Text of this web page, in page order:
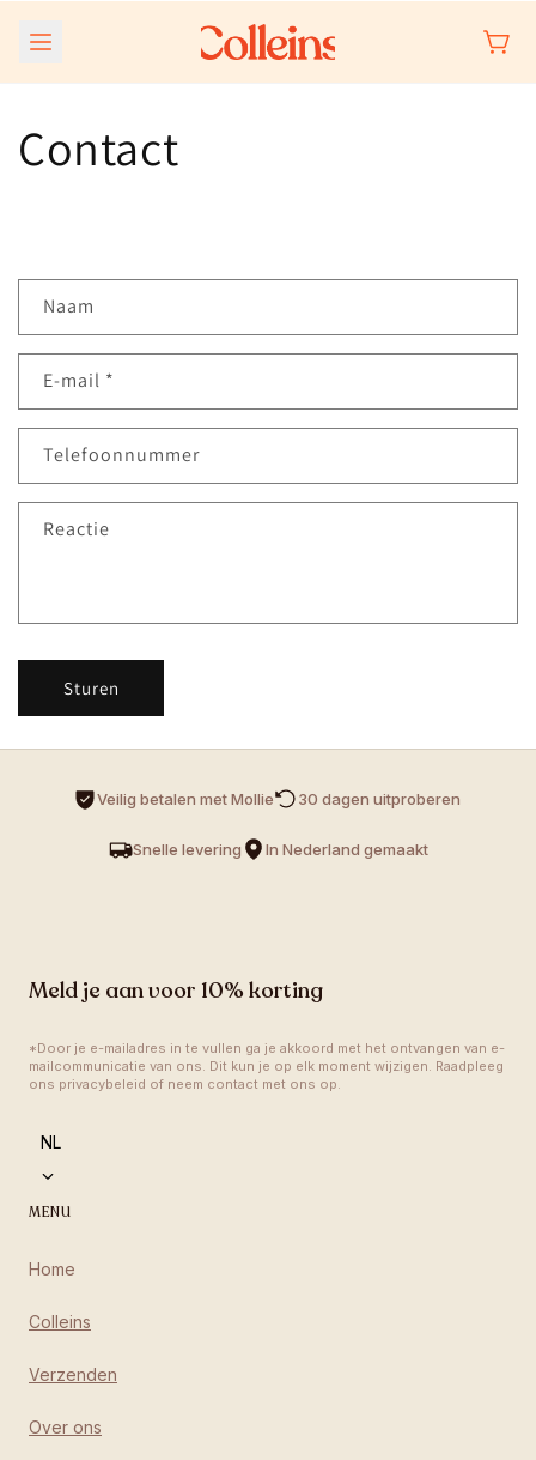
Meteen
content
Contact
n
a
t
f
l
r
Naam
E‑mail *
Telefoonnummer
Reactie
Sturen
Veilig betalen met Mollie 30 dagen uitproberen
Snelle levering In Nederland gemaakt
Meld je aan voor 10% korting
*Door je e-mailadres in te vullen ga je akkoord met het ontvangen van e-
mailcommunicatie van ons. Dit kun je op elk moment wijzigen. Raadpleeg
ons privacybeleid of neem contact met ons op.
NL
MENU
Home
Colleins
Verzenden
Over ons